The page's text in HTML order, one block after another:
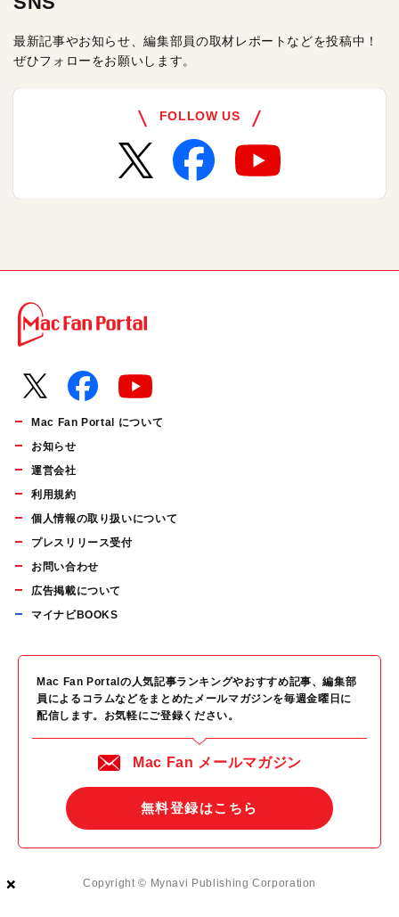
×
×
×
最新記事やお知らせ、編集部員の取材レポートなどを投稿中！
ぜひフォローをお願いします。
FOLLOW US
Mac Fan Portal について
お知らせ
運営会社
利用規約
個人情報の取り扱いについて
プレスリリース受付
お問い合わせ
広告掲載について
マイナビBOOKS
Mac Fan Portalの人気記事ランキングやおすすめ記事、編集部
員によるコラムなどをまとめたメールマガジンを毎週金曜日に
配信します。お気軽にご登録ください。
Mac Fan メールマガジン
無料登録はこちら
Copyright © Mynavi Publishing Corporation